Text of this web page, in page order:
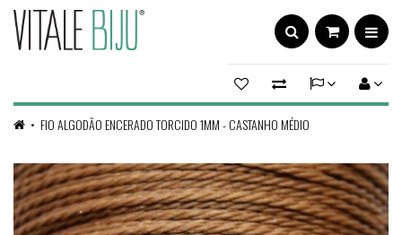
FIO ALGODÃO ENCERADO TORCIDO 1MM - CASTANHO MÉDIO